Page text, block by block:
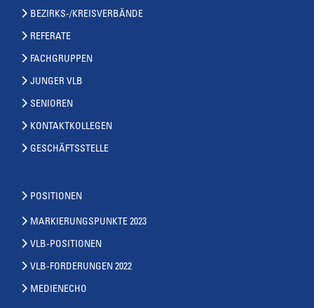
BEZIRKS-/KREISVERBÄNDE
REFERATE
FACHGRUPPEN
JUNGER VLB
SENIOREN
KONTAKTKOLLEGEN
GESCHÄFTSSTELLE
POSITIONEN
MARKIERUNGSPUNKTE 2023
VLB-POSITIONEN
VLB-FORDERUNGEN 2022
MEDIENECHO